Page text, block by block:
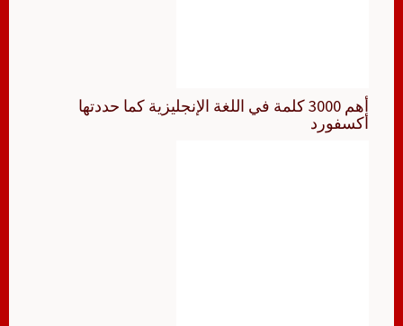
أهم 3000 كلمة في اللغة الإنجليزية كما حددتها
أكسفورد